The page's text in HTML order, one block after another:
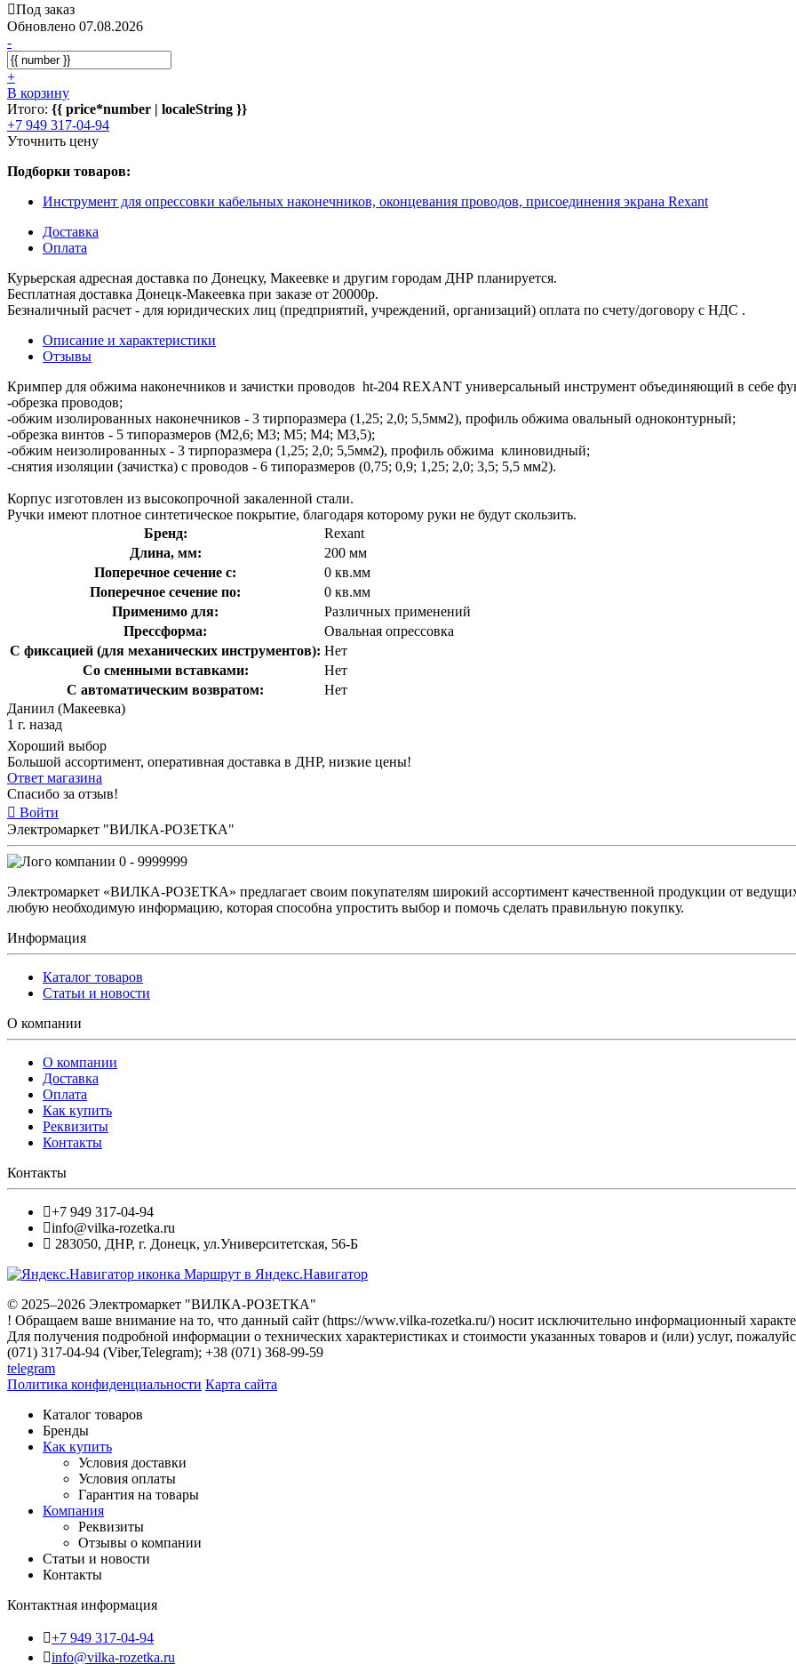
Под заказ
Обновлено 07.08.2026
-
+
В корзину
Итого: {{ price*number | localeString }}
+7 949 317-04-94
Уточнить цену
Подборки товаров:
Инструмент для опрессовки кабельных наконечников, оконцевания проводов, присоединения экрана Rexant
Доставка
Оплата
Курьерская адресная доставка по Донецку, Макеевке и другим городам ДНР планируется.
Бесплатная доставка Донецк-Макеевка при заказе от 20000р.
Безналичный расчет - для юридических лиц (предприятий, учреждений, организаций) оплата по счету/договору с НДС .
Описание и характеристики
Отзывы
Кримпер для обжима наконечников и зачистки проводов ht-204 REXANT универсальный инструмент объединяющий в себе
-обрезка проводов;
-обжим изолированных наконечников - 3 тирпоразмера (1,25; 2,0; 5,5мм2), профиль обжима овальный одноконтурный;
-обрезка винтов - 5 типоразмеров (М2,6; М3; М5; М4; М3,5);
-обжим неизолированных - 3 тирпоразмера (1,25; 2,0; 5,5мм2), профиль обжима клиновидный;
-снятия изоляции (зачистка) с проводов - 6 типоразмеров (0,75; 0,9; 1,25; 2,0; 3,5; 5,5 мм2).
Корпус изготовлен из высокопрочной закаленной стали.
Ручки имеют плотное синтетическое покрытие, благодаря которому руки не будут скользить.
Бренд:
Rexant
Длина, мм:
200 мм
Поперечное сечение с:
0 кв.мм
Поперечное сечение по:
0 кв.мм
Применимо для:
Различных применений
Прессформа:
Овальная опрессовка
С фиксацией (для механических инструментов): Нет
Со сменными вставками:
Нет
С автоматическим возвратом:
Нет
Даниил (Макеевка)
1 г. назад
Хороший выбор
Большой ассортимент, оперативная доставка в ДНР, низкие цены!
Ответ магазина
Спасибо за отзыв!
Войти
Электромаркет "ВИЛКА-РОЗЕТКА"
0 - 9999999
Электромаркет «ВИЛКА-РОЗЕТКА» предлагает своим покупателям широкий ассортимент качественной продукции от
любую необходимую информацию, которая способна упростить выбор и помочь сделать правильную покупку.
Информация
Каталог товаров
Статьи и новости
О компании
О компании
Доставка
Оплата
Как купить
Реквизиты
Контакты
Контакты
+7 949 317-04-94
info@vilka-rozetka.ru
283050, ДНР, г. Донецк, ул.Университетская, 56-Б
Маршрут в Яндекс.Навигатор
© 2025–2026 Электромаркет "ВИЛКА-РОЗЕТКА"
! Обращаем ваше внимание на то, что данный сайт (https://www.vilka-rozetka.ru/) носит исключительно информационный
Для получения подробной информации о технических характеристиках и стоимости указанных товаров и (или) услуг,
(071) 317-04-94 (Viber,Telegram); +38 (071) 368-99-59
telegram
Политика конфиденциальности Карта сайта
Каталог товаров
Бренды
Как купить
Условия доставки
Условия оплаты
Гарантия на товары
Компания
Реквизиты
Отзывы о компании
Статьи и новости
Контакты
Контактная информация
+7 949 317-04-94
info@vilka-rozetka.ru